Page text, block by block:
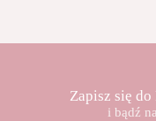
Zapisz się
i bądź